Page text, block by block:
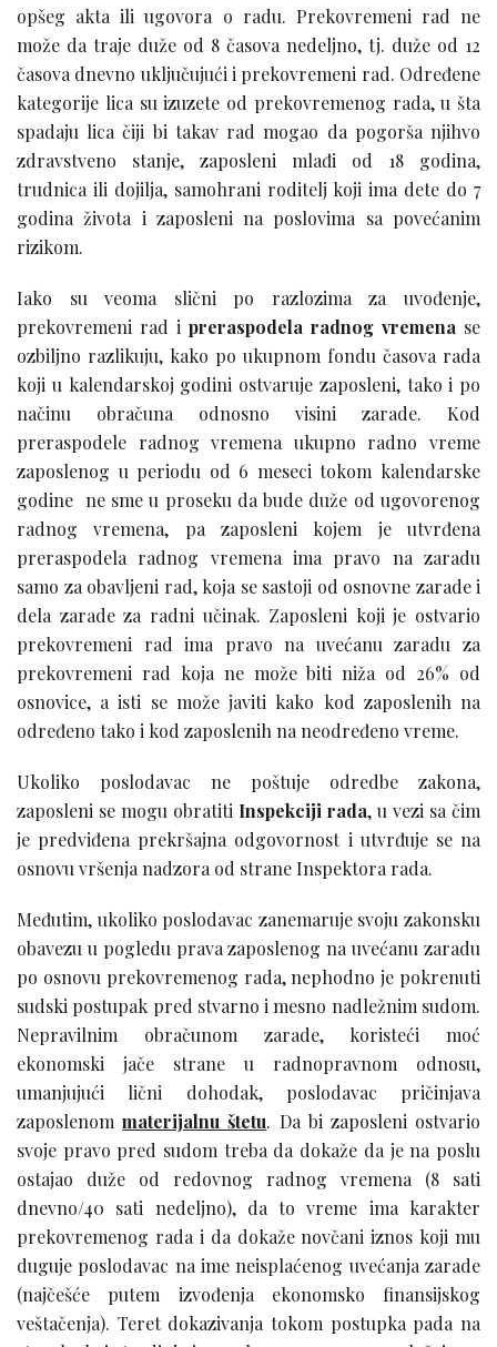
opšeg akta ili ugovora o radu. Prekovremeni rad ne
može da traje duže od 8 časova nedeljno, tj. duže od 12
časova dnevno uključujući i prekovremeni rad. Određene
kategorije lica su izuzete od prekovremenog rada, u šta
spadaju lica čiji bi takav rad mogao da pogorša njihvo
zdravstveno stanje, zaposleni mlađi od 18 godina,
trudnica ili dojilja, samohrani roditelj koji ima dete do 7
godina života i zaposleni na poslovima sa povećanim
rizikom.
Iako su veoma slični po razlozima za uvođenje,
prekovremeni rad i preraspodela radnog vremena se
ozbiljno razlikuju, kako po ukupnom fondu časova rada
koji u kalendarskoj godini ostvaruje zaposleni, tako i po
načinu obračuna odnosno visini zarade. Kod
preraspodele radnog vremena ukupno radno vreme
zaposlenog u periodu od 6 meseci tokom kalendarske
godine ne sme u proseku da bude duže od ugovorenog
radnog vremena, pa zaposleni kojem je utvrđena
preraspodela radnog vremena ima pravo na zaradu
samo za obavljeni rad, koja se sastoji od osnovne zarade i
dela zarade za radni učinak. Zaposleni koji je ostvario
prekovremeni rad ima pravo na uvećanu zaradu za
prekovremeni rad koja ne može biti niža od 26% od
osnovice, a isti se može javiti kako kod zaposlenih na
određeno tako i kod zaposlenih na neodređeno vreme.
Ukoliko poslodavac ne poštuje odredbe zakona,
zaposleni se mogu obratiti Inspekciji rada, u vezi sa čim
je predviđena prekršajna odgovornost i utvrđuje se na
osnovu vršenja nadzora od strane Inspektora rada.
Međutim, ukoliko poslodavac zanemaruje svoju zakonsku
obavezu u pogledu prava zaposlenog na uvećanu zaradu
po osnovu prekovremenog rada, nephodno je pokrenuti
sudski postupak pred stvarno i mesno nadležnim sudom.
Nepravilnim obračunom zarade, koristeći moć
ekonomski jače strane u radnopravnom odnosu,
umanjujući lični dohodak, poslodavac pričinjava
zaposlenommaterijalnu štetu. Da bi zaposleni ostvario
svoje pravo pred sudom treba da dokaže da je na poslu
ostajao duže od redovnog radnog vremena (8 sati
dnevno/40 sati nedeljno), da to vreme ima karakter
prekovremenog rada i da dokaže novčani iznos koji mu
duguje poslodavac na ime neisplaćenog uvećanja zarade
(najčešće putem izvođenja ekonomsko finansijskog
veštačenja). Teret dokazivanja tokom postupka pada na